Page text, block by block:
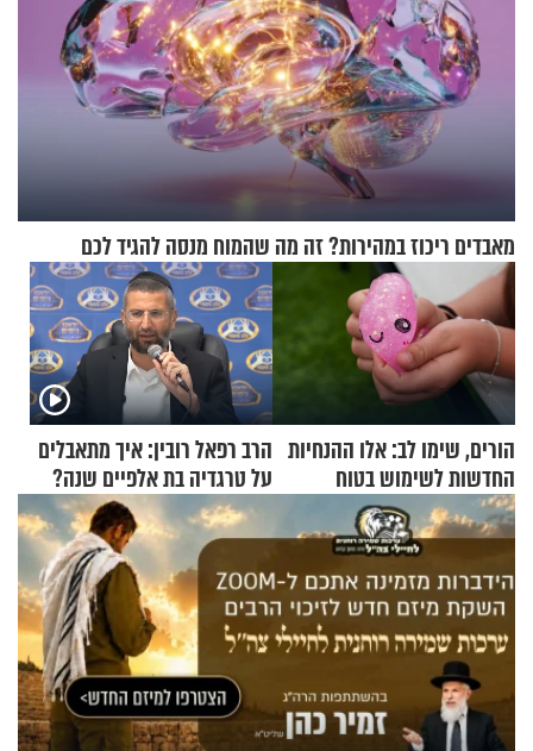
מאבדים ריכוז במהירות? זה מה שהמוח מנסה להגיד לכם
הורים, שימו לב: אלו ההנחיות
החדשות לשימוש בטוח
בסקווישי לאחר מקרי אשפוז
הרב רפאל רובין: איך מתאבלים
על טרגדיה בת אלפיים שנה?